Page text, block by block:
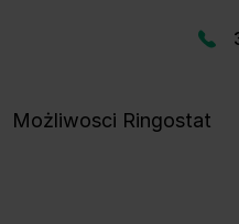
Możliwosci Ringostat